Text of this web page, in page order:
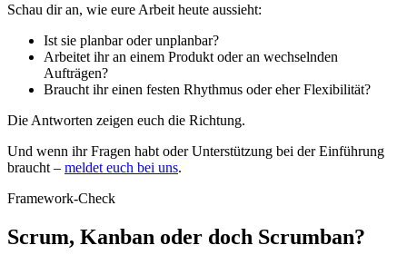
Schau dir an, wie eure Arbeit heute aussieht:
Ist sie planbar oder unplanbar?
Arbeitet ihr an einem Produkt oder an wechselnden
Aufträgen?
Braucht ihr einen festen Rhythmus oder eher Flexibilität?
Die Antworten zeigen euch die Richtung.
Und wenn ihr Fragen habt oder Unterstützung bei der Einführung
braucht – meldet euch bei uns.
Framework-Check
Scrum, Kanban oder doch Scrumban?